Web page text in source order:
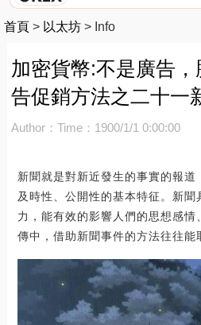
首頁 > 以太坊 > Info
加密貨幣:不是廣告
告促銷方法之二十一
Author： Time：1900/1/1 0:00:00
新聞就是對新近發生的事實的報道
及時性、公開性的基本特征。新
力，能有效的影響人們的思想感情
傳中，借助新聞事件的方法往往能